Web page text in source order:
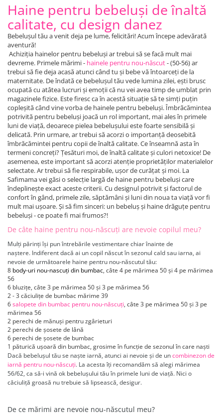
Haine pentru bebeluși de înaltă
calitate, cu design danez
Bebelușul tău a venit deja pe lume, felicitări! Acum începe adevărată
aventură!
Achiziția hainelor pentru bebeluși ar trebui să se facă mult mai
devreme. Primele mărimi - hainele pentru nou-născut- (50-56) ar
trebui să fie deja acasă atunci când tu și bebe vă întoarceți de la
maternitate. De îndată ce bebelușul tău vede lumina zilei, ești brusc
ocupată cu atâtea lucruri și emoții că nu vei avea timp de umblat prin
magazinele fizice. Este firesc ca în acestă situație să te simți puțin
copleșită când vine vorba de hainele pentru bebeluși. Îmbrăcămintea
potrivită pentru bebeluși joacă un rol important, mai ales în primele
luni de viață, deoarece pielea bebelușului este foarte sensibilă și
delicată. Prin urmare, ar trebui să acorzi o importanță deosebită
îmbrăcămintei pentru copii de înaltă calitate. Ce înseamnă asta în
termeni concreți? Țesături moi, de înaltă calitate și culori netoxice! De
asemenea, este important să acorzi atenție proprietăților materialelor
selectate. Ar trebui să fie respirabile, ușor de curățat și moi. La
Safimama vei găsi o selecție largă de haine pentru bebeluși care
îndeplinește exact aceste criterii. Cu designul potrivit și factorul de
confort în gând, primele zile, săptămâni și luni din noua ta viață vor fi
mult mai ușoare. Și să fim sinceri: un bebeluș și haine drăguțe pentru
bebeluși - ce poate fi mai frumos?!
De câte haine pentru nou-născuți are nevoie copilul meu?
Mulți părinți își pun întrebările vestimentare chiar înainte de
naștere. Indiferent dacă ai un copil născut în sezonul cald sau iarna, ai
nevoie de următoarele haine pentru nou-născutul tău:
8 body-uri nou-nascuți din bumbac, câte 4 pe mărimea 50 și 4 pe mărimea
56
6 bluzițe, câte 3 pe mărimea 50 și 3 pe mărimea 56
2 - 3 căciulițe de bumbac mărime 39
6salopete din bumbac pentru nou-născuți, câte 3 pe mărimea 50 și 3 pe
mărimea 56
2 perechi de mănuși pentru zgârieturi
2 perechi de șosete de lână
6 perechi de șosete de bumbac
1 păturică ușoară din bumbac, grosime în funcție de sezonul în care naști
Dacă bebelușul tău se naște iarnă, atunci ai nevoie și de uncombinezon de
iarnă pentru nou-născuți. La acesta îți recomandăm să alegi mărimea
56/62, ca să-i vină ok bebelușului tău în primele luni de viață. Nici o
căciuliță groasă nu trebuie să lipsească, desigur.
De ce mărimi are nevoie nou-născutul meu?